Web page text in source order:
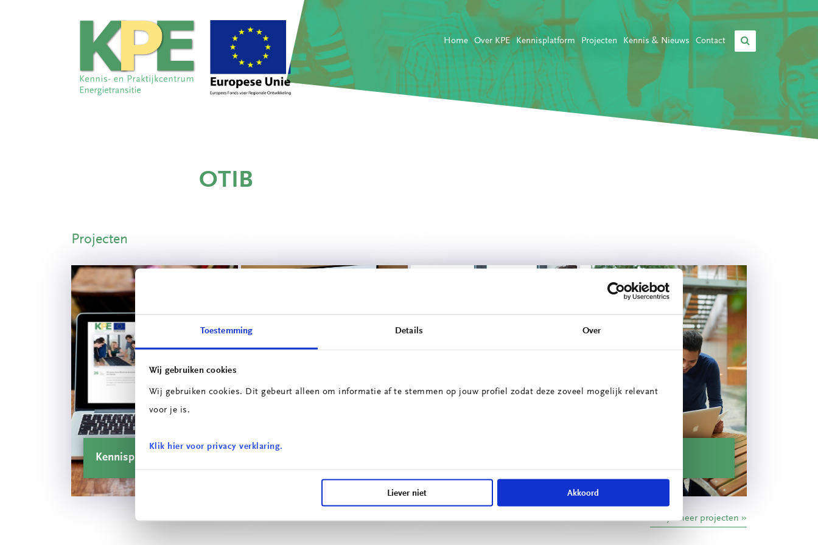
Toestemming Details Over
Wij gebruiken cookies
Wij gebruiken cookies. Dit gebeurt alleen om informatie af te stemmen op jouw profiel zodat deze zoveel mogelijk relevant
voor je is.
Klik hier voor privacy verklaring.
Liever niet Akkoord
Home Over KPE Kennisplatform Projecten Kennis & Nieuws Contact
OTIB
Projecten
Kennisplatform
Bekijk meer projecten